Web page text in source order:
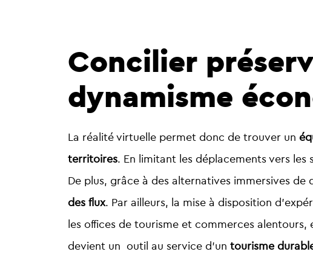
Concilier
dynamisme
La réalité virtuelle permet donc de trouver un
territoires. En limitant les déplacements vers
De plus, grâce à des alternatives immersives de
des flux. Par ailleurs, la mise à disposition
les offices de tourisme et commerces
devient un outil au service d’un tourisme